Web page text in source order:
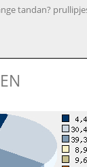
tandan?